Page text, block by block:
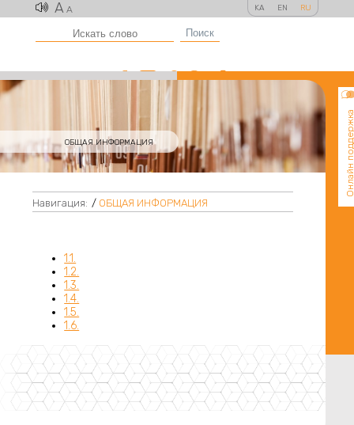
A A KA EN RU
Поиск
ОБЩАЯ ИНФОРМАЦИЯ Онлайн
Навигация: / ОБЩАЯ ИНФОРМАЦИЯ
1.1.
1.2.
1.3.
1.4.
1.5.
1.6.